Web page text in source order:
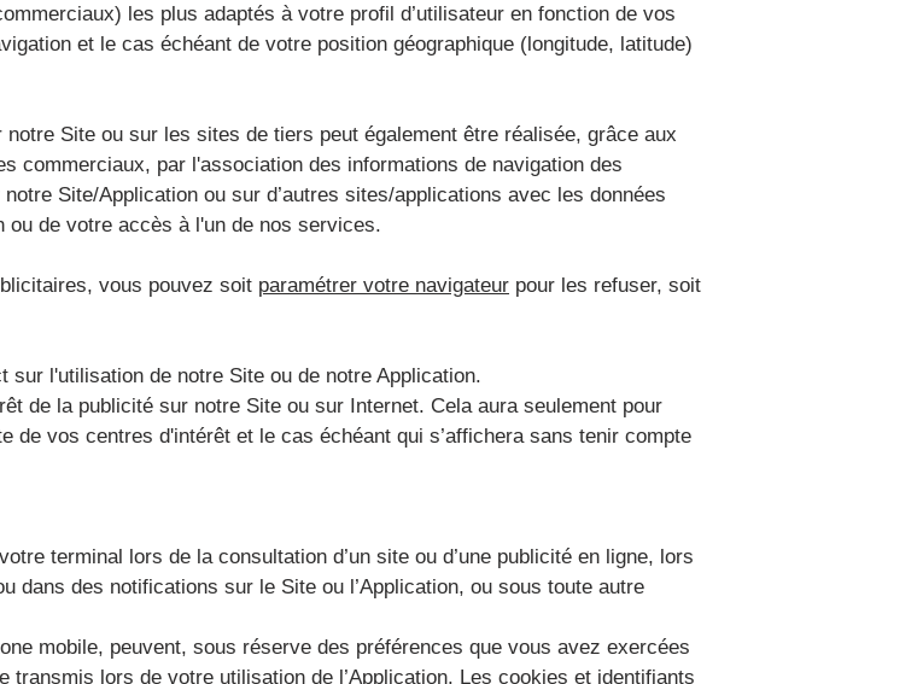
les plus adaptés à votre profil d’utilisateur en fonction de vos
et le cas échéant de votre position géographique (longitude, latitude)
Site ou sur les sites de tiers peut également être réalisée, grâce aux
commerciaux, par l'association des informations de navigation des
Site/Application ou sur d’autres sites/applications avec les données
de votre accès à l'un de nos services.
vous pouvez soit paramétrer votre navigateur pour les refuser, soit
l'utilisation de notre Site ou de notre Application.
de la publicité sur notre Site ou sur Internet. Cela aura seulement pour
de vos centres d'intérêt et le cas échéant qui s’affichera sans tenir compte
terminal lors de la consultation d’un site ou d’une publicité en ligne, lors
dans des notifications sur le Site ou l’Application, ou sous toute autre
mobile, peuvent, sous réserve des préférences que vous avez exercées
lors de votre utilisation de l’Application. Les cookies et identifiants